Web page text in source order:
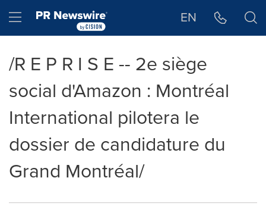
Hamburger menu EN
/R E P R I S E -- 2e siège
social d'Amazon : Montréal
International pilotera le
dossier de candidature du
Grand Montréal/